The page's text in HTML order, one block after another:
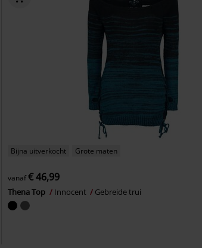
Bijna uitverkocht Grote maten
vanaf€ 46,99
Thena Top Innocent Gebreide trui